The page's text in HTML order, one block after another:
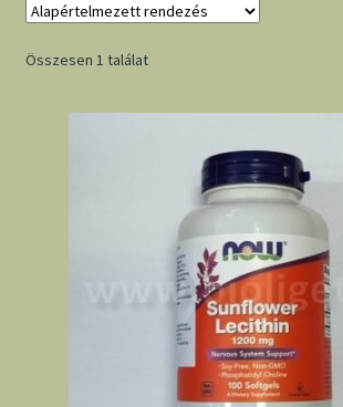
Összesen 1 találat